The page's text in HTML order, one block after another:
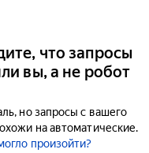
что запросы
вы, а не робот
но запросы с вашего
на автоматические.
произойти?